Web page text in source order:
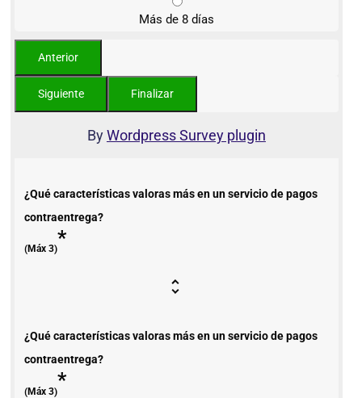
Más de 8 días
ByWordpress Survey plugin
¿Qué características valoras más en un servicio de pagos
contraentrega?
(Máx 3)*
¿Qué características valoras más en un servicio de pagos
contraentrega?
(Máx 3)*